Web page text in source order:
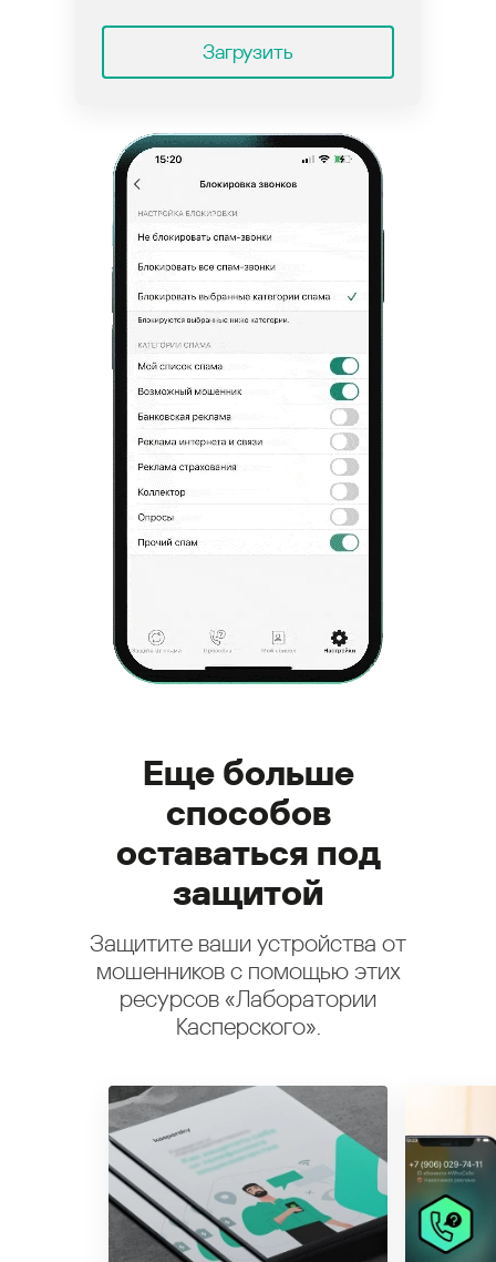
Загрузить
Еще больше
способов
оставаться под
защитой
Защитите ваши устройства от
мошенников с помощью этих
ресурсов «Лаборатории
Касперского».